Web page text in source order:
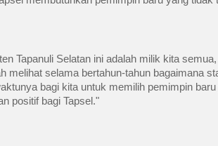
Tapanuli Selatan ini adalah milik kita
melihat selama bertahun-tahun bagaimana
bagi kita untuk memilih pemimpin
positif bagi Tapsel."